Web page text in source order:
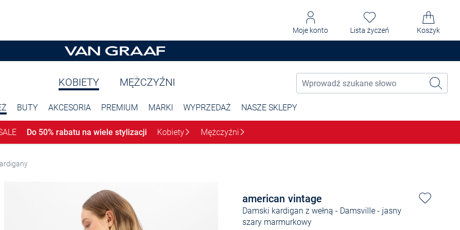
Moje konto Lista życzeń Koszyk
KOBIETY MĘŻCZYŹNI
BUTY AKCESORIA PREMIUM MARKI WYPRZEDAŻ NASZE SKLEPY
Do 50% rabatu na wiele stylizacji Kobiety Mężczyźni
american vintage
Damski kardigan z wełną - Damsville- jasny
szary marmurkowy